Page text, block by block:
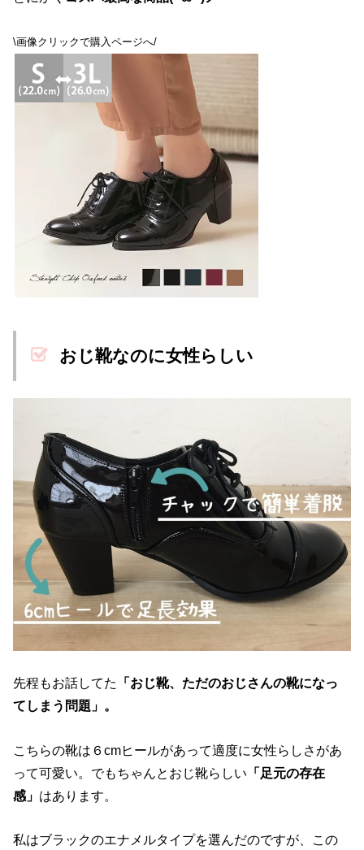
\画像クリックで購入ページへ/
おじ靴なのに女性らしい
先程もお話してた
「おじ靴、ただのおじさんの靴になっ
てしまう問題」。
こちらの靴は６cmヒールがあって適度に女性らしさがあ
って可愛い。でもちゃんとおじ靴らしい 「足元の存在
感」 はあります。
私はブラックのエナメルタイプを選んだのですが、この